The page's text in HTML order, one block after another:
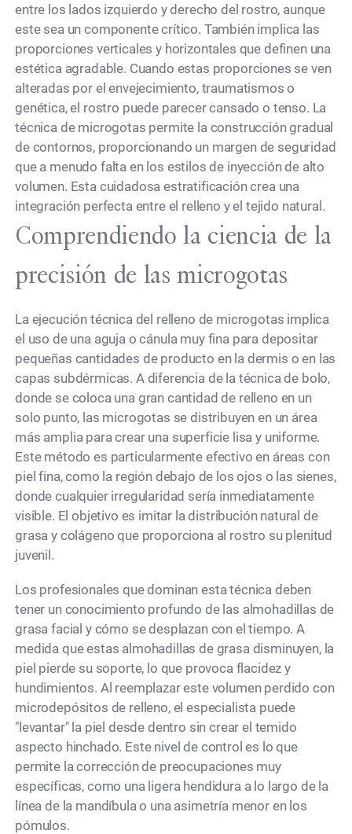
entre los lados izquierdo y derecho del rostro, aunque
este sea un componente crítico. También implica las
proporciones verticales y horizontales que definen una
estética agradable. Cuando estas proporciones se ven
alteradas por el envejecimiento, traumatismos o
genética, el rostro puede parecer cansado o tenso. La
técnica de microgotas permite la construcción gradual
de contornos, proporcionando un margen de seguridad
que a menudo falta en los estilos de inyección de alto
volumen. Esta cuidadosa estratificación crea una
integración perfecta entre el relleno y el tejido natural.
Comprendiendo la ciencia de la
precisión de las microgotas
La ejecución técnica del relleno de microgotas implica
el uso de una aguja o cánula muy fina para depositar
pequeñas cantidades de producto en la dermis o en las
capas subdérmicas. A diferencia de la técnica de bolo,
donde se coloca una gran cantidad de relleno en un
solo punto, las microgotas se distribuyen en un área
más amplia para crear una superficie lisa y uniforme.
Este método es particularmente efectivo en áreas con
piel fina, como la región debajo de los ojos o las sienes,
donde cualquier irregularidad sería inmediatamente
visible. El objetivo es imitar la distribución natural de
grasa y colágeno que proporciona al rostro su plenitud
juvenil.
Los profesionales que dominan esta técnica deben
tener un conocimiento profundo de las almohadillas de
grasa facial y cómo se desplazan con el tiempo. A
medida que estas almohadillas de grasa disminuyen, la
piel pierde su soporte, lo que provoca flacidez y
hundimientos. Al reemplazar este volumen perdido con
microdepósitos de relleno, el especialista puede
"levantar" la piel desde dentro sin crear el temido
aspecto hinchado. Este nivel de control es lo que
permite la corrección de preocupaciones muy
específicas, como una ligera hendidura a lo largo de la
línea de la mandíbula o una asimetría menor en los
pómulos.